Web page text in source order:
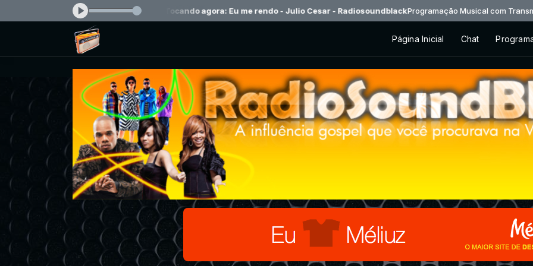
das 00:00 às 23:59 -Tocando agora: Eu me rendo - Julio Cesar - RadiosoundblackProgramação Musical com Transmissão no Auto -
Página Inicial Chat